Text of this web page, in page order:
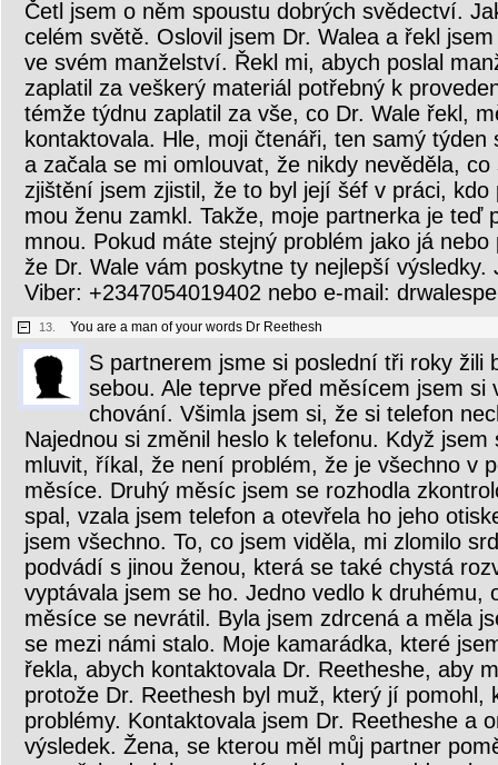
Četl jsem o něm spoustu dobrých svědectví.
celém světě. Oslovil jsem Dr. Walea a řekl
ve svém manželství. Řekl mi, abych poslal
zaplatil za veškerý materiál potřebný k
témže týdnu zaplatil za vše, co Dr. Wale řekl,
kontaktovala. Hle, moji čtenáři, ten samý týden
a začala se mi omlouvat, že nikdy nevěděla,
zjištění jsem zjistil, že to byl její šéf v práci,
mou ženu zamkl. Takže, moje partnerka je teď
mnou. Pokud máte stejný problém jako já
že Dr. Wale vám poskytne ty nejlepší výsledky.
Viber: +2347054019402 nebo e-mail:
13. You are a man of your words Dr Reethesh
S partnerem jsme si poslední tři roky žili
sebou. Ale teprve před měsícem jsem si
chování. Všimla jsem si, že si telefon
Najednou si změnil heslo k telefonu. Když
mluvit, říkal, že není problém, že je všechno v
měsíce. Druhý měsíc jsem se rozhodla
spal, vzala jsem telefon a otevřela ho jeho
jsem všechno. To, co jsem viděla, mi zlomilo
podvádí s jinou ženou, která se také chystá
vyptávala jsem se ho. Jedno vedlo k druhému,
měsíce se nevrátil. Byla jsem zdrcená a měla
se mezi námi stalo. Moje kamarádka, které
řekla, abych kontaktovala Dr. Reetheshe, aby
protože Dr. Reethesh byl muž, který jí pomohl,
problémy. Kontaktovala jsem Dr. Reetheshe a
výsledek. Žena, se kterou měl můj partner